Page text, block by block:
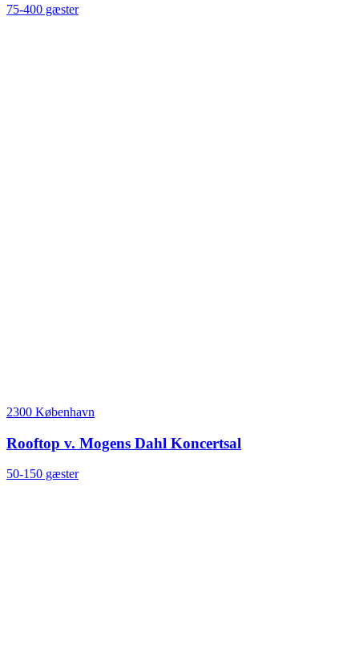
75-400 gæster
2300 København
Rooftop v. Mogens Dahl Koncertsal
50-150 gæster